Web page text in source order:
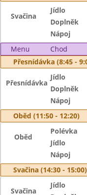
Svačina
Jídlo
Doplněk
Nápoj
Menu
Chod
Přesnídávka (8:45 -
Přesnídávka
Jídlo
Doplněk
Nápoj
Oběd (11:50 - 12:20)
Oběd
Polévka
Jídlo
Nápoj
Svačina (14:30 - 15:00)
Svačina
Jídlo